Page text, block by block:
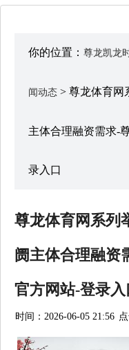
你的位置： 尊龙凯龙
闻动态 > 尊龙体育网
主体合理融资需求-
录入口
尊龙体育网系列
阓主体合理融资
官方网站-登录入
时间：2026-06-05 21:56